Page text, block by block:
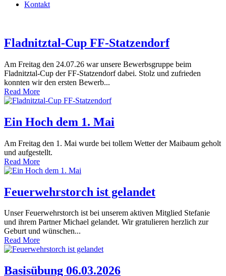
Kontakt
Fladnitztal-Cup FF-Statzendorf
Am Freitag den 24.07.26 war unsere Bewerbsgruppe beim
Fladnitztal-Cup der FF-Statzendorf dabei. Stolz und zufrieden
konnten wir den ersten Bewerb...
Read More
Ein Hoch dem 1. Mai
Am Freitag den 1. Mai wurde bei tollem Wetter der Maibaum geholt
und aufgestellt.
Read More
Feuerwehrstorch ist gelandet
Unser Feuerwehrstorch ist bei unserem aktiven Mitglied Stefanie
und ihrem Partner Michael gelandet. Wir gratulieren herzlich zur
Geburt und wünschen...
Read More
Basisübung 06.03.2026